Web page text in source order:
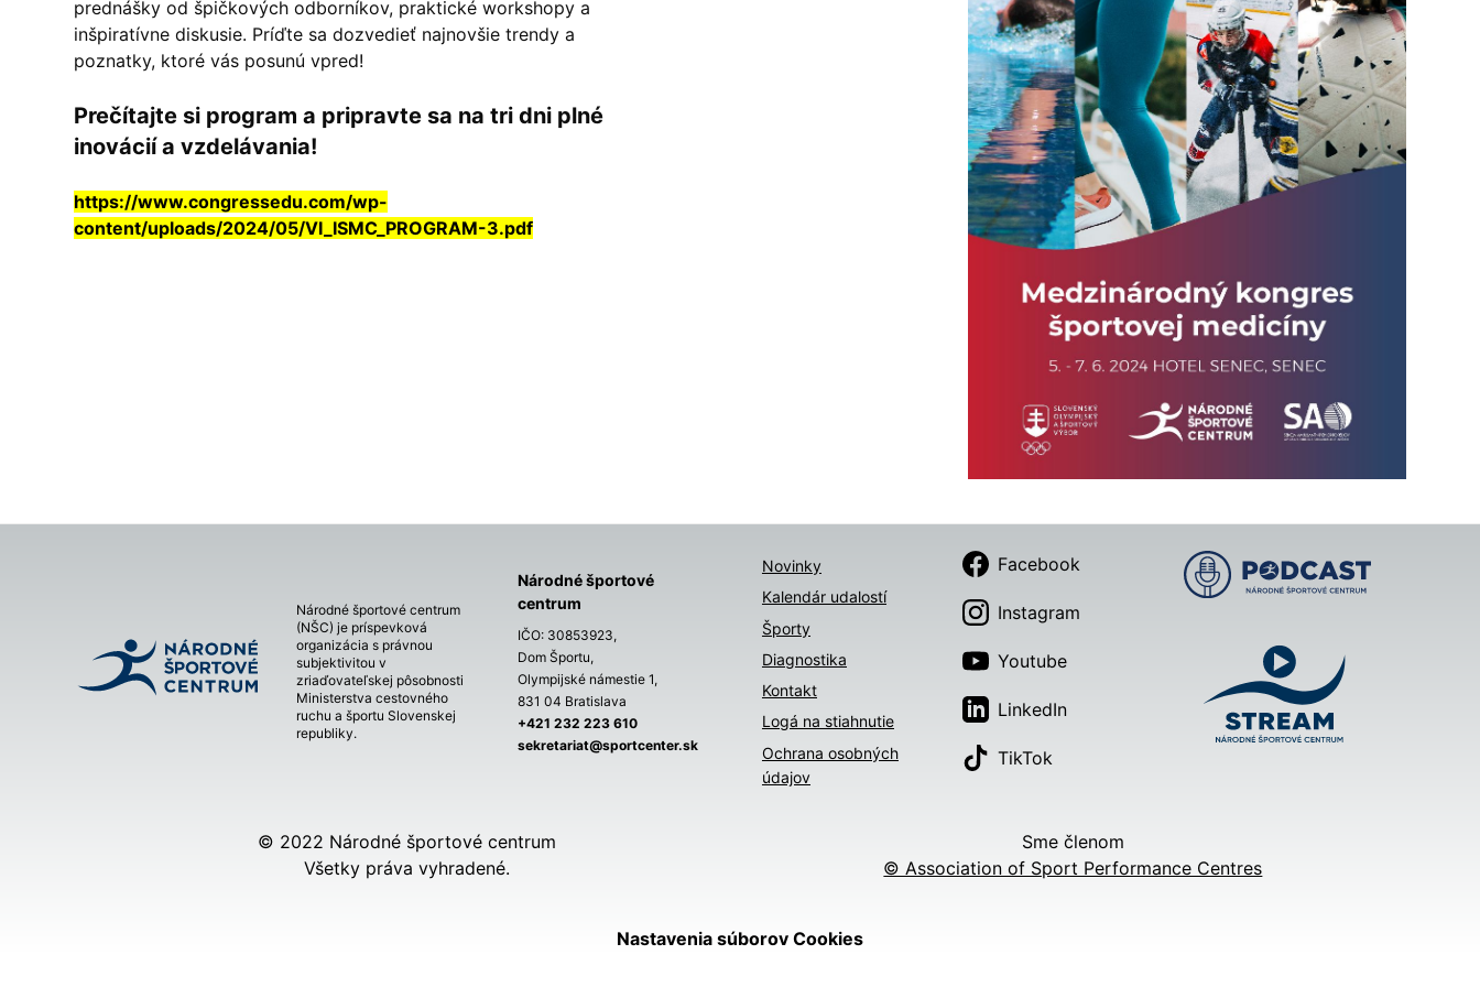
prednášky od špičkových odborníkov, praktické workshopy a
inšpiratívne diskusie. Príďte sa dozvedieť najnovšie trendy a
poznatky, ktoré vás posunú vpred!
Prečítajte si program a pripravte sa na tri dni plné
inovácií a vzdelávania!
https://www.congressedu.com/wp-
content/uploads/2024/05/VI_ISMC_PROGRAM-3.pdf
Národné športové centrum
(NŠC) je príspevková
organizácia s právnou
subjektivitou v
zriaďovateľskej pôsobnosti
Ministerstva cestovného
ruchu a športu Slovenskej
republiky.
Národné športové
centrum
IČO: 30853923,
Dom Športu,
Olympijské námestie 1,
831 04 Bratislava
+421 232 223 610
sekretariat@sportcenter.sk
Novinky
Kalendár udalostí
Športy
Diagnostika
Kontakt
Logá na stiahnutie
Ochrana osobných
údajov
Facebook
Instagram
Youtube
LinkedIn
TikTok
© 2022 Národné športové centrum
Všetky práva vyhradené.
Sme členom
© Association of Sport Performance Centres
Nastavenia súborov Cookies